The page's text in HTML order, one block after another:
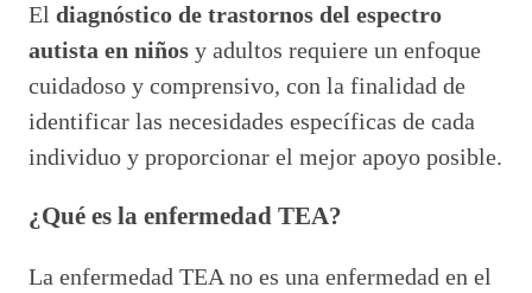
El diagnóstico de trastornos del espectro
autista en niños y adultos requiere un enfoque
cuidadoso y comprensivo, con la finalidad de
identificar las necesidades específicas de cada
individuo y proporcionar el mejor apoyo posible.
¿Qué es la enfermedad TEA?
La enfermedad TEA no es una enfermedad en el